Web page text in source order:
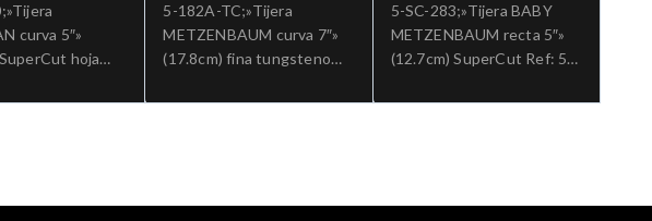
curva 5″»
hoja
general
5-182A-TC;»Tijera
METZENBAUM curva 7″»
(17.8cm) fina tungsteno
general
5-SC-283;»Tijera BABY
METZENBAUM recta 5″»
(12.7cm) SuperCut Ref: 5-